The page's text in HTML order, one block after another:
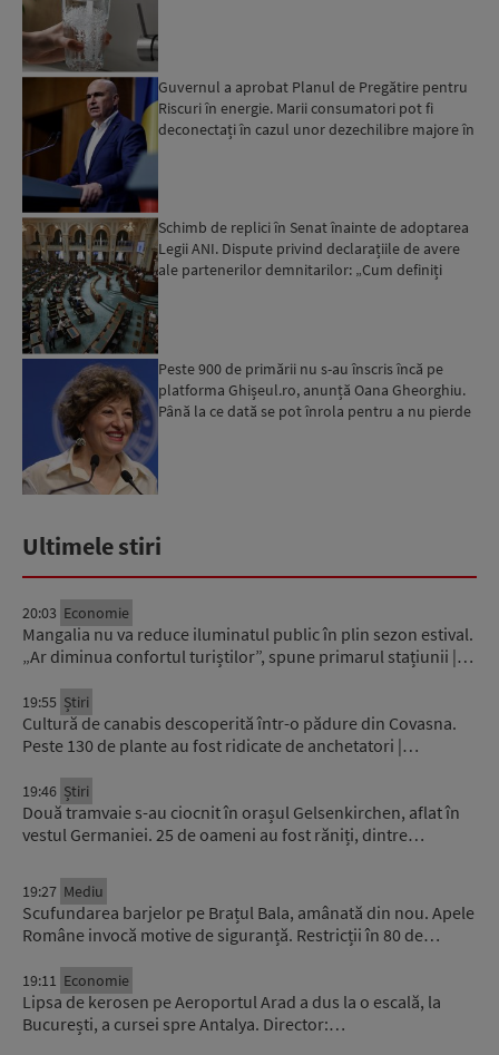
Guvernul a aprobat Planul de Pregătire pentru
Riscuri în energie. Marii consumatori pot fi
deconectați în cazul unor dezechilibre majore în
Schimb de replici în Senat înainte de adoptarea
Legii ANI. Dispute privind declarațiile de avere
ale partenerilor demnitarilor: „Cum definiți
Peste 900 de primării nu s-au înscris încă pe
platforma Ghișeul.ro, anunță Oana Gheorghiu.
Până la ce dată se pot înrola pentru a nu pierde
Ultimele stiri
20:03 Economie
Mangalia nu va reduce iluminatul public în plin sezon estival.
„Ar diminua confortul turiștilor”, spune primarul stațiunii |…
19:55 Știri
Cultură de canabis descoperită într-o pădure din Covasna.
Peste 130 de plante au fost ridicate de anchetatori |…
19:46 Știri
Două tramvaie s-au ciocnit în orașul Gelsenkirchen, aflat în
vestul Germaniei. 25 de oameni au fost răniți, dintre…
19:27 Mediu
Scufundarea barjelor pe Brațul Bala, amânată din nou. Apele
Române invocă motive de siguranță. Restricții în 80 de…
19:11 Economie
Lipsa de kerosen pe Aeroportul Arad a dus la o escală, la
București, a cursei spre Antalya. Director:…